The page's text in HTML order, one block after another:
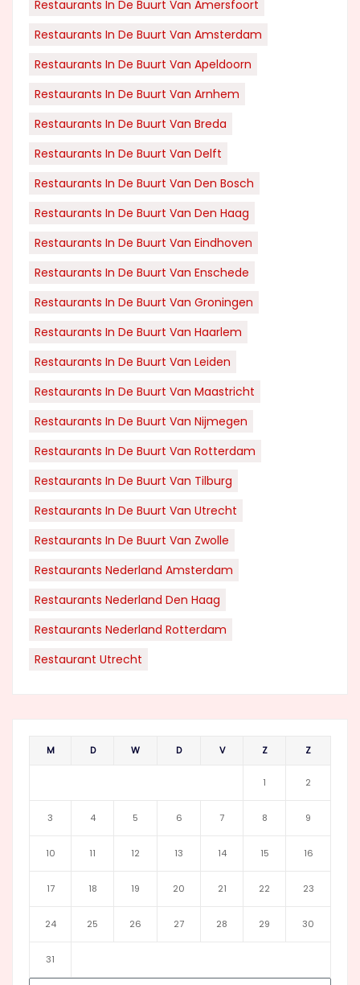
Restaurants In De Buurt Van Amersfoort
Restaurants In De Buurt Van Amsterdam
Restaurants In De Buurt Van Apeldoorn
Restaurants In De Buurt Van Arnhem
Restaurants In De Buurt Van Breda
Restaurants In De Buurt Van Delft
Restaurants In De Buurt Van Den Bosch
Restaurants In De Buurt Van Den Haag
Restaurants In De Buurt Van Eindhoven
Restaurants In De Buurt Van Enschede
Restaurants In De Buurt Van Groningen
Restaurants In De Buurt Van Haarlem
Restaurants In De Buurt Van Leiden
Restaurants In De Buurt Van Maastricht
Restaurants In De Buurt Van Nijmegen
Restaurants In De Buurt Van Rotterdam
Restaurants In De Buurt Van Tilburg
Restaurants In De Buurt Van Utrecht
Restaurants In De Buurt Van Zwolle
Restaurants Nederland Amsterdam
Restaurants Nederland Den Haag
Restaurants Nederland Rotterdam
Restaurant Utrecht
M D W D V Z Z
1 2
3 4 5 6 7 8 9
10 11 12 13 14 15 16
17 18 19 20 21 22 23
24 25 26 27 28 29 30
31